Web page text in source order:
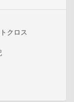
クロス